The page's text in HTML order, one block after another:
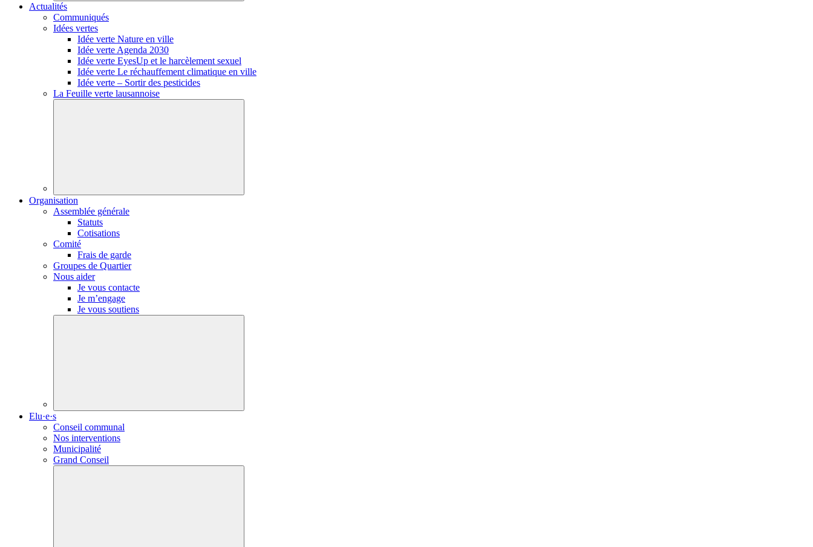
Actualités
Communiqués
Idées vertes
Idée verte Nature en ville
Idée verte Agenda 2030
Idée verte EyesUp et le harcèlement sexuel
Idée verte Le réchauffement climatique en ville
Idée verte – Sortir des pesticides
La Feuille verte lausannoise
Organisation
Assemblée générale
Statuts
Cotisations
Comité
Frais de garde
Groupes de Quartier
Nous aider
Je vous contacte
Je m’engage
Je vous soutiens
Elu·e·s
Conseil communal
Nos interventions
Municipalité
Grand Conseil